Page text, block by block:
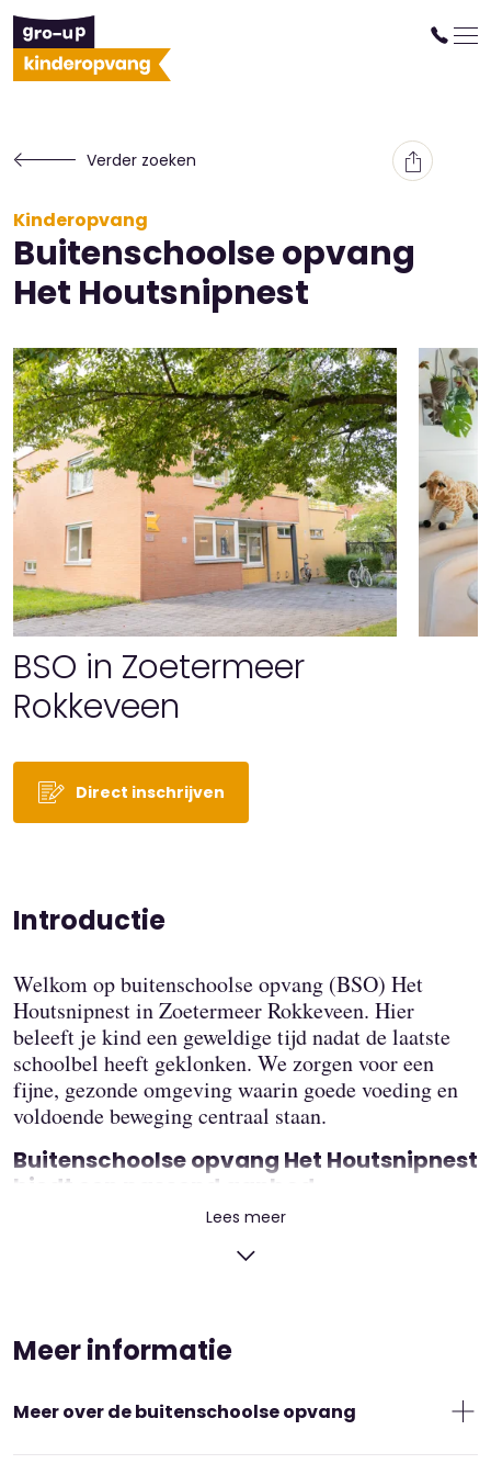
Verder zoeken
Kinderopvang
Buitenschoolse opvang
Het Houtsnipnest
BSO in Zoetermeer
Rokkeveen
Direct inschrijven
Introductie
Welkom op buitenschoolse opvang (BSO) Het
Houtsnipnest in Zoetermeer Rokkeveen. Hier
beleeft je kind een geweldige tijd nadat de laatste
schoolbel heeft geklonken. We zorgen voor een
fijne, gezonde omgeving waarin goede voeding en
voldoende beweging centraal staan.
Buitenschoolse opvang Het Houtsnipnest
biedt een passend aanbod
We hebben bij BSO Het Houtsnipnest een
activiteitenaanbod dat past bij de leeftijd en wensen
het Houtsnipnest, dat onderdeel is van IKC de
een vaste medewerker en lopen we samen naar de
kinderdagverblijf en een speeltaalhuis, waardoor de
Lees meer
Meer informatie
Meer over de buitenschoolse opvang